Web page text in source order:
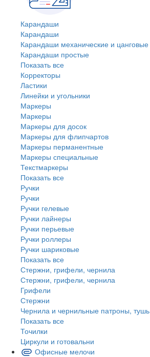
Карандаши
Карандаши
Карандаши механические и цанговые
Карандаши простые
Показать все
Корректоры
Ластики
Линейки и угольники
Маркеры
Маркеры
Маркеры для досок
Маркеры для флипчартов
Маркеры перманентные
Маркеры специальные
Текстмаркеры
Показать все
Ручки
Ручки
Ручки гелевые
Ручки лайнеры
Ручки перьевые
Ручки роллеры
Ручки шариковые
Показать все
Стержни, грифели, чернила
Стержни, грифели, чернила
Грифели
Стержни
Чернила и чернильные патроны, тушь
Показать все
Точилки
Циркули и готовальни
Офисные мелочи